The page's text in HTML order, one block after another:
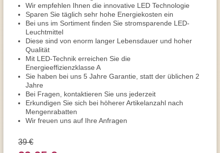
Wir empfehlen Ihnen die innovative LED Technologie
Sparen Sie täglich sehr hohe Energiekosten ein
Bei uns im Sortiment finden Sie stromsparende LED-
Leuchtmittel
Diese sind von enorm langer Lebensdauer und hoher
Qualität
Mit LED-Technik erreichen Sie die
Energieeffizienzklasse A
Sie haben bei uns 5 Jahre Garantie, statt der üblichen 2
Jahre
Bei Fragen, kontaktieren Sie uns jederzeit
Erkundigen Sie sich bei höherer Artikelanzahl nach
Mengenrabatten
Wir freuen uns auf Ihre Anfragen
39 €